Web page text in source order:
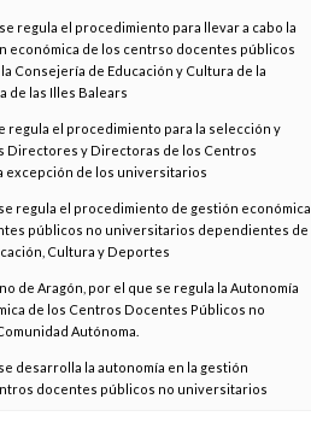
regula el procedimiento para llevar a cabo la
económica de los centrso docentes públicos
Consejería de Educación y Cultura de la
de las Illes Balears
regula el procedimiento para la selección y
Directores y Directoras de los Centros
excepción de los universitarios
regula el procedimiento de gestión económica
públicos no universitarios dependientes de
Cultura y Deportes
de Aragón, por el que se regula la Autonomía
de los Centros Docentes Públicos no
Autónoma.
desarrolla la autonomía en la gestión
docentes públicos no universitarios